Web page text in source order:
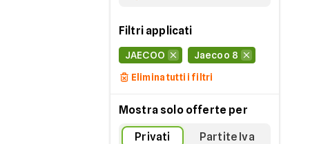
Filtri applicati
JAECOO
Jaecoo 8
Elimina tutti i filtri
Mostra solo offerte per
Privati Partite Iva